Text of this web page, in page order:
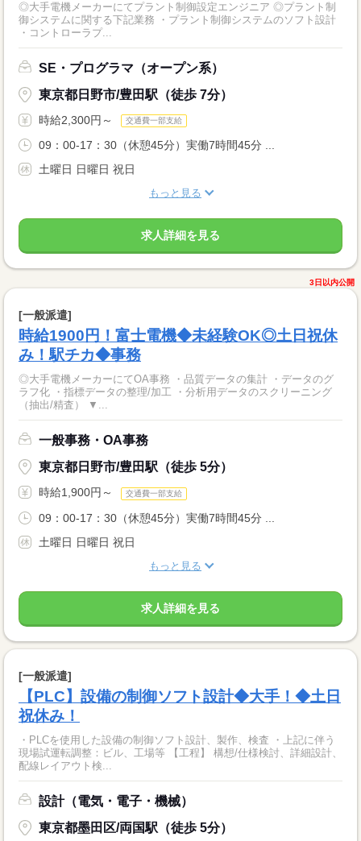
◎大手電機メーカーにてプラント制御設定エンジニア ◎プラント制
御システムに関する下記業務 ・プラント制御システムのソフト設計
・コントローラプ...
SE・プログラマ（オープン系）
東京都日野市/豊田駅（徒歩 7分）
時給2,300円～ 交通費一部支給
09：00-17：30（休憩45分）実働7時間45分 ...
土曜日 日曜日 祝日
もっと見る
求人詳細を見る
3日以内公開
[一般派遣]
時給1900円！富士電機◆未経験OK◎土日祝休
み！駅チカ◆事務
◎大手電機メーカーにてOA事務 ・品質データの集計 ・データのグ
ラフ化 ・指標データの整理/加工 ・分析用データのスクリーニング
（抽出/精査） ▼...
一般事務・OA事務
東京都日野市/豊田駅（徒歩 5分）
時給1,900円～ 交通費一部支給
09：00-17：30（休憩45分）実働7時間45分 ...
土曜日 日曜日 祝日
もっと見る
求人詳細を見る
[一般派遣]
【PLC】設備の制御ソフト設計◆大手！◆土日
祝休み！
・PLCを使用した設備の制御ソフト設計、製作、検査 ・上記に伴う
現場試運転調整：ビル、工場等 【工程】 構想/仕様検討、詳細設計、
配線レイアウト検...
設計（電気・電子・機械）
東京都墨田区/両国駅（徒歩 5分）